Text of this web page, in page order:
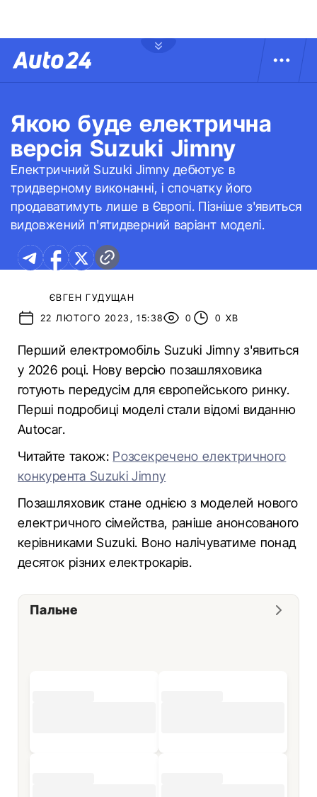
Якою буде електрична
версія Suzuki Jimny
Електричний Suzuki Jimny дебютує в
тридверному виконанні, і спочатку його
продаватимуть лише в Європі. Пізніше з'явиться
видовжений п'ятидверний варіант моделі.
ЄВГЕН ГУДУЩАН
22 ЛЮТОГО 2023, 15:38
0 0 ХВ
Перший електромобіль Suzuki Jimny з'явиться
у 2026 році. Нову версію позашляховика
готують передусім для європейського ринку.
Перші подробиці моделі стали відомі виданню
Autocar.
Читайте також: Розсекречено електричного
конкурента Suzuki Jimny
Позашляховик стане однією з моделей нового
електричного сімейства, раніше анонсованого
керівниками Suzuki. Воно налічуватиме понад
десяток різних електрокарів.
Пальне